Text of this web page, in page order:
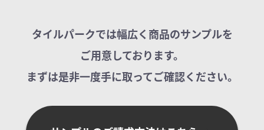
タイルパークでは幅広く商品のサンプルを
ご用意しております。
まずは是非一度手に取ってご確認ください。